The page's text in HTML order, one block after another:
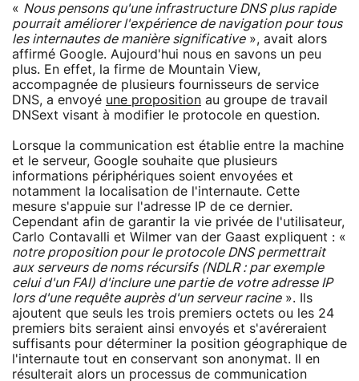
« Nous pensons qu'une infrastructure DNS plus rapide
pourrait améliorer l'expérience de navigation pour tous
les internautes de manière significative», avait alors
affirmé Google. Aujourd'hui nous en savons un peu
plus. En effet, la firme de Mountain View,
accompagnée de plusieurs fournisseurs de service
DNS, a envoyé une proposition au groupe de travail
DNSext visant à modifier le protocole en question.
Lorsque la communication est établie entre la machine
et le serveur, Google souhaite que plusieurs
informations périphériques soient envoyées et
notamment la localisation de l'internaute. Cette
mesure s'appuie sur l'adresse IP de ce dernier.
Cependant afin de garantir la vie privée de l'utilisateur,
Carlo Contavalli et Wilmer van der Gaast expliquent : «
notre proposition pour le protocole DNS permettrait
aux serveurs de noms récursifs (NDLR : par exemple
celui d'un FAI) d'inclure une partie de votre adresse IP
lors d'une requête auprès d'un serveur racine». Ils
ajoutent que seuls les trois premiers octets ou les 24
premiers bits seraient ainsi envoyés et s'avéreraient
suffisants pour déterminer la position géographique de
l'internaute tout en conservant son anonymat. Il en
résulterait alors un processus de communication